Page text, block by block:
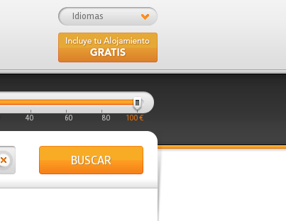
Idiomas
40 60 80 100 €
BUSCAR